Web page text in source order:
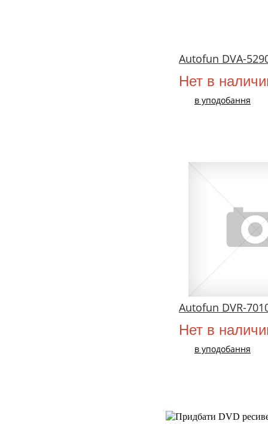
Autofun DVA-
Нет в
в уподобання
Autofun DVR-
Нет в
в уподобання